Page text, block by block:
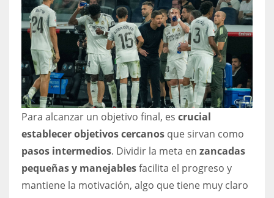
NYJ
3
ATL
24
IND
34
MIN
6
Para alcanzar un objetivo final, es crucial
establecer objetivos cercanos que sirvan como
pasos intermedios. Dividir la meta en zancadas
pequeñas y manejablesfacilita el progreso y
mantiene la motivación, algo que tiene muy claro